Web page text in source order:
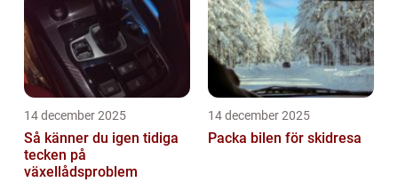
14 december 2025
Så känner du igen tidiga
tecken på
växellådsproblem
14 december 2025
Packa bilen för skidresa